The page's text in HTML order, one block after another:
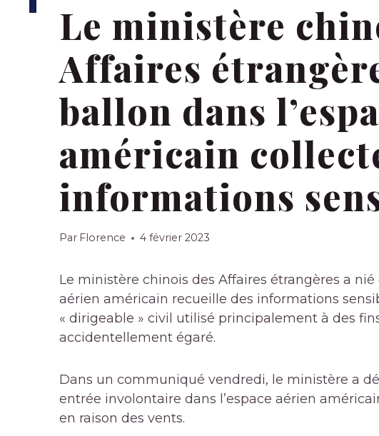
Le ministère
Affaires
ballon dans
américain
informations
Par Florence 4 février 2023
Le ministère chinois des Affaires étrangères a nié
aérien américain recueille des informations
« dirigeable » civil utilisé principalement à des
accidentellement égaré.
Dans un communiqué vendredi, le ministère a
entrée involontaire dans l’espace aérien
en raison des vents.